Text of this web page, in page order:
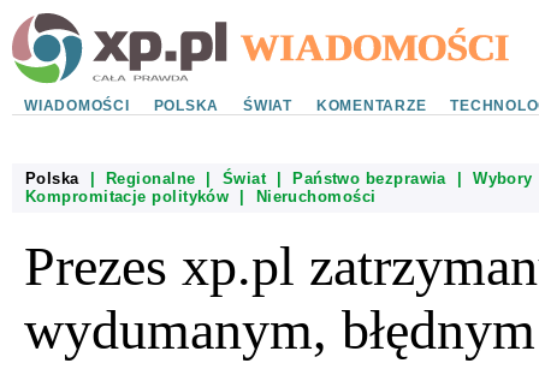
WIADOMOŚCI POLSKA ŚWIAT KOMENTARZE
Polska| Regionalne Świat| Państwo bezprawia|Wybory
Kompromitacje polityków
Nieruchomości
Prezes xp.pl
wydumanym, błędnym